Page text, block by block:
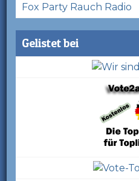
Fox Party Rauch Radio
Gelistet bei